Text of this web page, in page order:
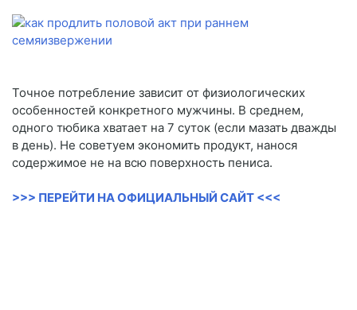
Точное потребление зависит от физиологических
особенностей конкретного мужчины. В среднем,
одного тюбика хватает на 7 суток (если мазать дважды
в день). Не советуем экономить продукт, нанося
содержимое не на всю поверхность пениса.
>>> ПЕРЕЙТИ НА ОФИЦИАЛЬНЫЙ САЙТ <<<